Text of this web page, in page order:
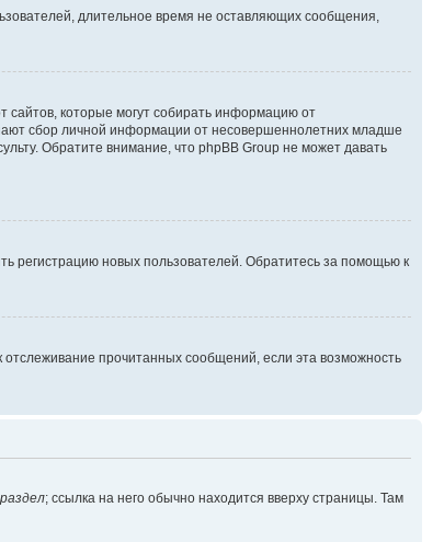
длительное время не оставляющих сообщения,
сайтов, которые могут собирать информацию от
сбор личной информации от несовершеннолетних младше
Обратите внимание, что phpBB Group не может давать
регистрацию новых пользователей. Обратитесь за помощью к
прочитанных сообщений, если эта возможность
; ссылка на него обычно находится вверху страницы. Там